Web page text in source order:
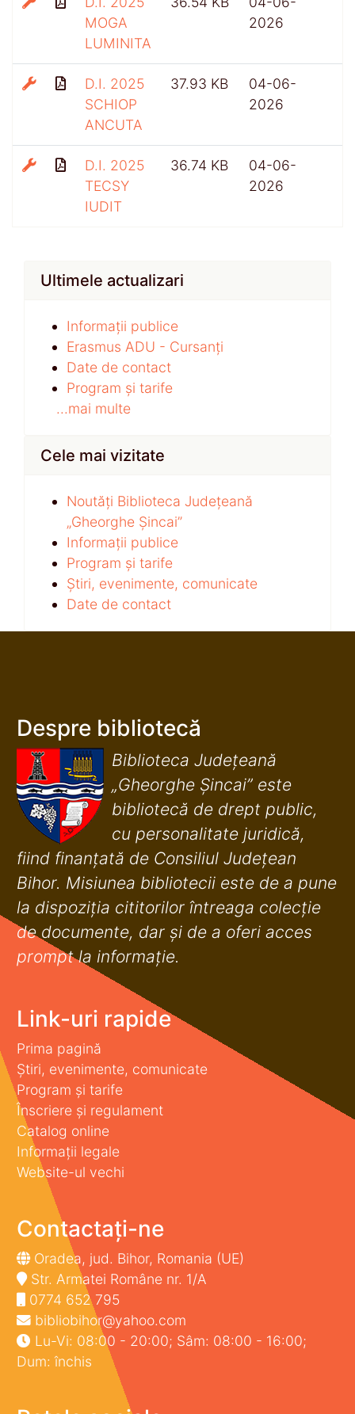
MOGA
LUMINITA
2026
D.I. 2025
SCHIOP
ANCUTA
37.93 KB
04-06-
2026
D.I. 2025
TECSY
IUDIT
36.74 KB
04-06-
2026
Ultimele actualizari
Informații publice
Erasmus ADU - Cursanți
Date de contact
Program și tarife
...mai multe
Cele mai vizitate
Noutăți Biblioteca Județeană
„Gheorghe Șincai”
Informații publice
Program și tarife
Știri, evenimente, comunicate
Date de contact
Despre bibliotecă
Biblioteca Județeană
„Gheorghe Șincai” este
bibliotecă de drept public,
cu personalitate juridică,
fiind finanţată de Consiliul Judeţean
Bihor. Misiunea bibliotecii este de a pune
la dispoziţia cititorilor întreaga colecţie
de documente, dar şi de a oferi acces
prompt la informaţie.
Link-uri rapide
Prima pagină
Știri, evenimente, comunicate
Program și tarife
Înscriere și regulament
Catalog online
Informații legale
Website-ul vechi
Contactați-ne
Oradea, jud. Bihor, Romania (UE)
Str. Armatei Române nr. 1/A
0774 652 795
bibliobihor@yahoo.com
Lu-Vi: 08:00 - 20:00; Sâm: 08:00 - 16:00;
Dum: închis